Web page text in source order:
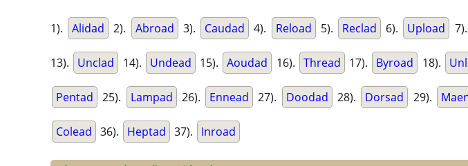
1). Alidad 2). Abroad 3). Caudad 4). Reload 5). Reclad 6). Upload 7).
13). Unclad 14). Undead 15). Aoudad 16). Thread 17). Byroad 18).
Pentad 25). Lampad 26). Ennead 27). Doodad 28). Dorsad 29).
Colead 36). Heptad 37). Inroad